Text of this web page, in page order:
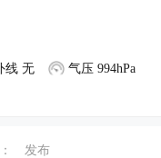
线 无 气压 994hPa
发布